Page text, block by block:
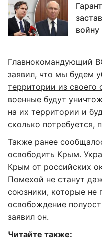
войну
Главнокомандующий
заявил, что мы будем
территории из своего
военные будут
на их территории и
сколько потребуется,
Также ранее
освободить Крым.
Крым от российских
Помехой не станут
союзники, которые не
освобождение
заявил он.
Читайте также: